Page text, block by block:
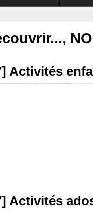
,
Activités
Activités